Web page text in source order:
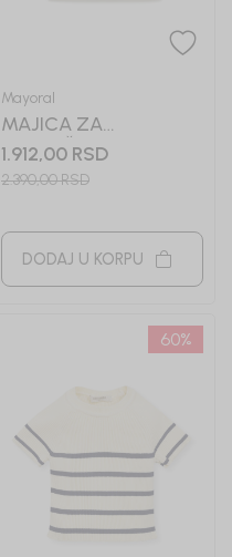
Mayoral
MAJICA ZA
DEVOJČICE MAYORAL
1.912,00 RSD
2.390,00RSD
DODAJ U KORPU
60%